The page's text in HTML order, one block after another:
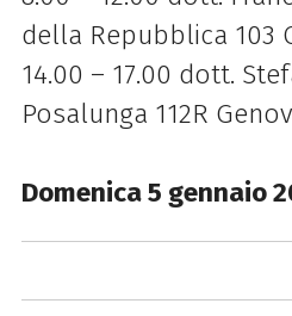
della Repubblica 103
14.00 – 17.00 dott.
Posalunga 112R
Domenica 5 gennaio